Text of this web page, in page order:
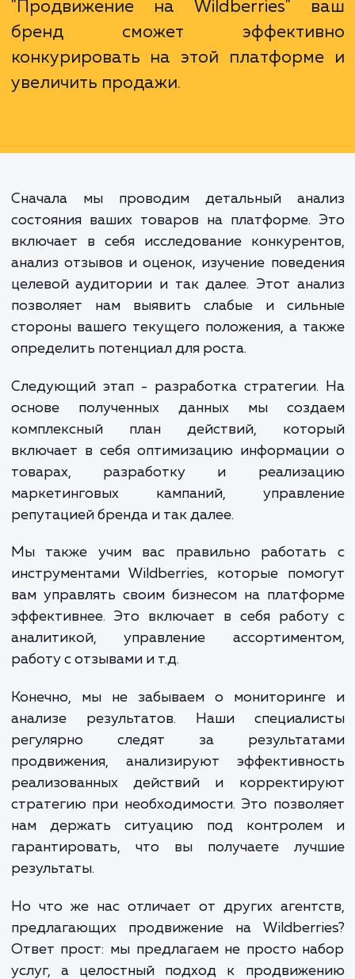
выбрали именно ваш товар
сотен других предложений.
планирование, реализацию и
"Продвижение на Wildberries"
бренд сможет
конкурировать на этой
увеличить продажи.
Сначала мы проводим детальный
состояния ваших товаров на платформе.
включает в себя исследование
анализ отзывов и оценок, изучение
целевой аудитории и так далее. Этот
позволяет нам выявить слабые и
стороны вашего текущего положения, а
определить потенциал для роста.
Следующий этап - разработка
основе полученных данных мы
включает в себя оптимизацию
товарах, разработку и
маркетинговых кампаний,
репутацией бренда и так далее.
Мы также учим вас правильно
инструментами Wildberries, которые
вам управлять своим бизнесом на
аналитикой, управление
работу с отзывами и т.д.